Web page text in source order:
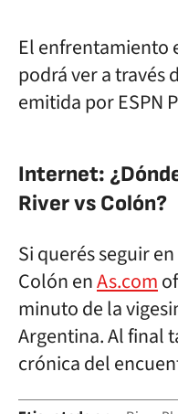
El enfrentamiento
podrá ver a través
emitida por ESPN
Internet:
River vs Colón?
Si querés seguir
Colón enAs.com
minuto de la
Argentina. Al final
crónica del